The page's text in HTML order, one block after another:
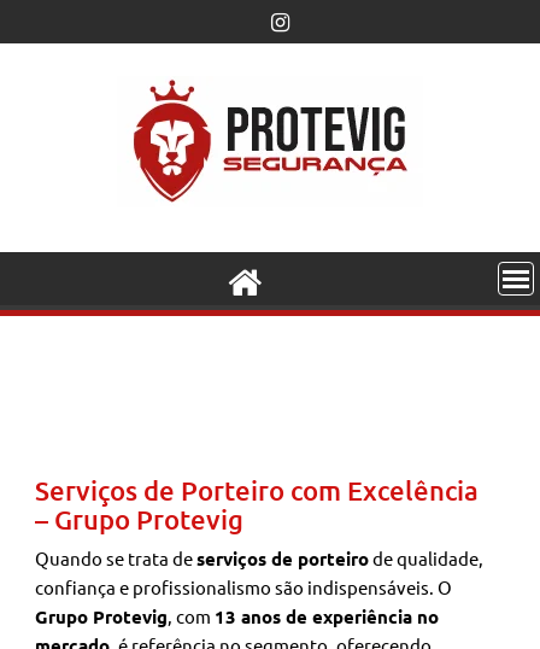
Serviços de Porteiro com Excelência
– Grupo Protevig
Quando se trata deserviços de porteirode qualidade,
confiança e profissionalismo são indispensáveis. O
Grupo Protevig , com 13 anos de experiência no
, é referência no segmento, oferecendo